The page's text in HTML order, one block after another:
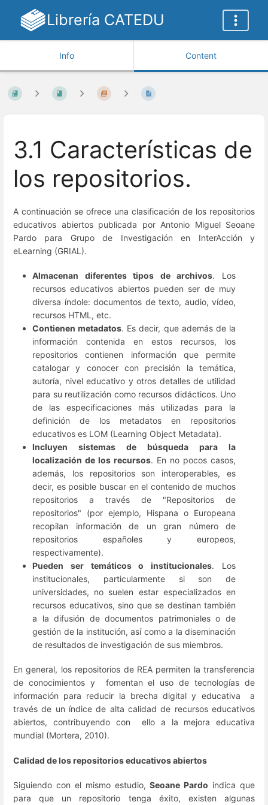
Librería CATEDU
Info Content
3.1 Características de
los repositorios.
A continuación se ofrece una clasificación de los repositorios
educativos abiertos publicada por Antonio Miguel Seoane
Pardo para Grupo de Investigación en InterAcción y
eLearning (GRIAL).
Almacenan diferentes tipos de archivos. Los
recursos educativos abiertos pueden ser de muy
diversa índole: documentos de texto, audio, vídeo,
recursos HTML, etc.
Contienen metadatos. Es decir, que además de la
información contenida en estos recursos, los
repositorios contienen información que permite
catalogar y conocer con precisión la temática,
autoría, nivel educativo y otros detalles de utilidad
para su reutilización como recursos didácticos. Uno
de las especificaciones más utilizadas para la
definición de los metadatos en repositorios
educativos es LOM (Learning Object Metadata).
Incluyen sistemas de búsqueda para la
localización de los recursos. En no pocos casos,
además, los repositorios son interoperables, es
decir, es posible buscar en el contenido de muchos
repositorios a través de "Repositorios de
repositorios" (por ejemplo, Hispana o Europeana
recopilan información de un gran número de
repositorios españoles y europeos,
respectivamente).
Pueden ser temáticos o institucionales. Los
institucionales, particularmente si son de
universidades, no suelen estar especializados en
recursos educativos, sino que se destinan también
a la difusión de documentos patrimoniales o de
gestión de la institución, así como a la diseminación
de resultados de investigación de sus miembros.
En general, los repositorios de REA permiten la transferencia
de conocimientos y fomentan el uso de tecnologías de
información para reducir la brecha digital y educativa a
través de un índice de alta calidad de recursos educativos
abiertos, contribuyendo con ello a la mejora educativa
mundial (Mortera, 2010).
Calidad de los repositorios educativos abiertos
Siguiendo con el mismo estudio,Seoane Pardo indica que
para que un repositorio tenga éxito, existen algunas